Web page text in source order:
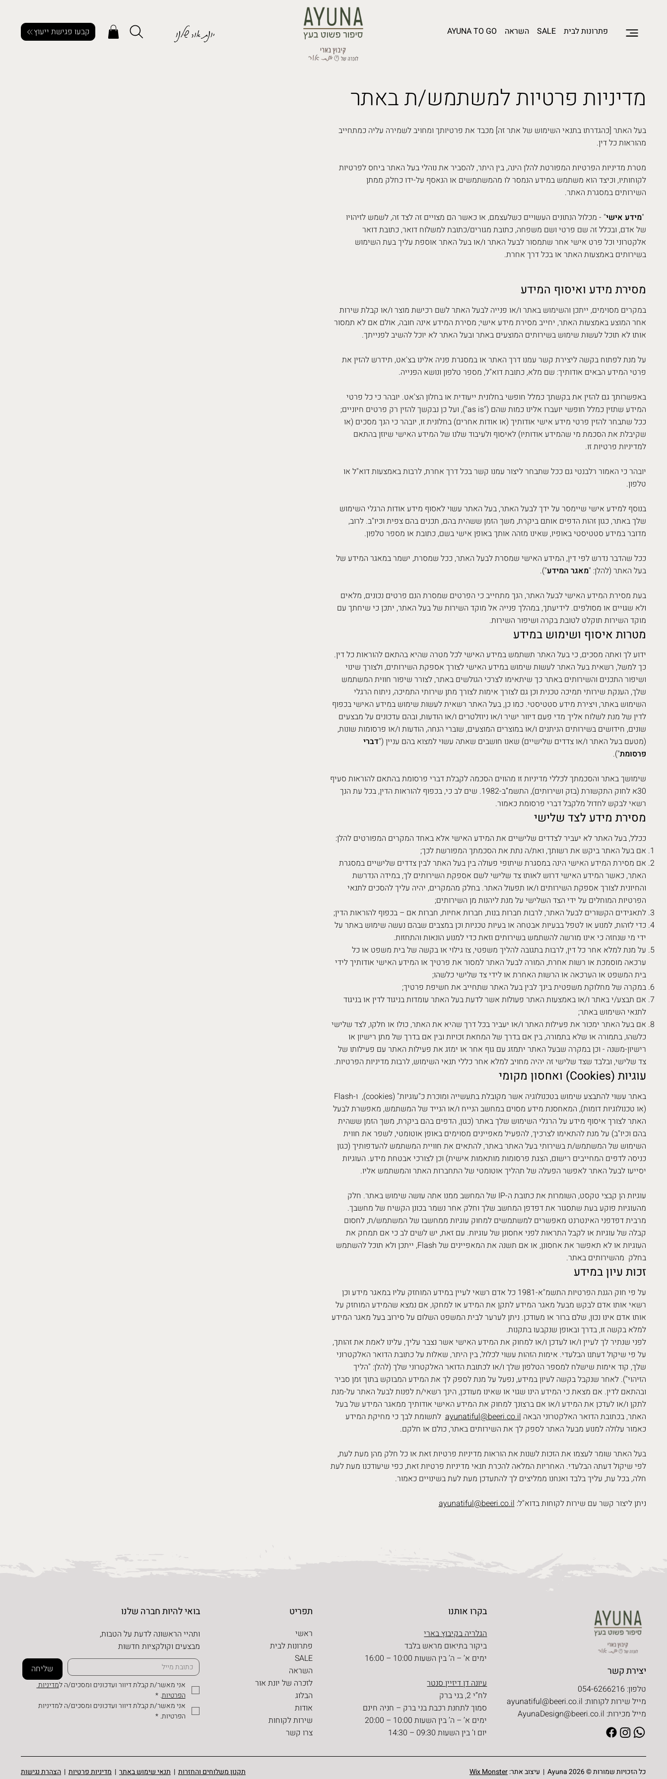
פתרונות לבית SALE השראה AYUNA TO GO יונת אור שלנו קבעו פגישת ייעוץ
מדיניות פרטיות למשתמש/ת באתר
בעל האתר [כהגדרתו בתנאי השימוש של אתר זה] מכבד את פרטיותך ומחויב לשמירה עליה כמתחייב
מהוראות כל דין.
מטרת מדיניות הפרטיות המפורטת להלן הינה, בין היתר, להסביר את נוהלי בעל האתר ביחס לפרטיות
לקוחותיו, וכיצד הוא משתמש במידע הנמסר לו מהמשתמשים או הנאסף על-ידו כחלק ממתן
השירותים במסגרת האתר.
"מידע אישי" - מכלול הנתונים העשויים כשלעצמם, או כאשר הם מצויים זה לצד זה, לשמש לזיהויו
של אדם, ובכלל זה שם פרטי ושם משפחה, כתובת מגורים/כתובת למשלוח דואר, כתובת דואר
אלקטרוני וכל פרט אישי אחר שתמסור לבעל האתר ו/או בעל האתר אוספת עליך בעת השימוש
בשירותים באמצעות האתר או בכל דרך אחרת.
מסירת מידע ואיסוף המידע
במקרים מסוימים, ייתכן והשימוש באתר ו/או פנייה לבעל האתר לשם רכישת מוצר ו/או קבלת שירות
אחר המוצע באמצעות האתר, יחייב מסירת מידע אישי; מסירת המידע אינה חובה, אולם אם לא תמסור
אותו לא תוכל לעשות שימוש בשירותים המוצעים באתר ובעל האתר לא יוכל להשיב לפנייתך.
על מנת לפתוח בקשה ליצירת קשר עמנו דרך האתר או במסגרת פניה אלינו בצ'אט, תידרש להזין את
פרטי המידע הבאים אודותיך: שם מלא, כתובת דוא"ל, מספר טלפון ונושא הפנייה.
באפשרותך גם להזין את בקשתך כמלל חופשי בחלונית ייעודית או בחלון הצ'אט. יובהר כי כל פרטי
המידע שתזין כמלל חופשי יועברו אלינו כמות שהם ("as is"), ועל כן נבקשך להזין רק פרטים חיוניים;
ככל שתבחר להזין פרטי מידע אישי אודותיך (או אודות אחרים) בחלונית זו, יובהר כי הנך מסכים (או
שקיבלת את הסכמת מי שהמידע אודותיו) לאיסוף ולעיבוד שלנו של המידע האישי שיוזן בהתאם
למדיניות פרטיות זו.
יובהר כי האמור רלבנטי גם ככל שתבחר ליצור עמנו קשר בכל דרך אחרת, לרבות באמצעות דוא"ל או
טלפון.
בנוסף למידע אישי שיימסר על ידך לבעל האתר, בעל האתר עשוי לאסוף מידע אודות הרגלי השימוש
שלך באתר, כגון זהות הדפים אותם ביקרת, משך הזמן ששהית בהם, תכנים בהם צפית וכיו"ב. לרוב,
מדובר במידע סטטיסטי באופיו, שאינו מזהה אותך באופן אישי בשם, כתובת או מספר טלפון.
ככל שהדבר נדרש לפי דין, המידע האישי שמסרת לבעל האתר, ככל שמסרת, ישמר במאגר המידע של
בעל האתר (להלן: "מאגר המידע").
בעת מסירת המידע האישי לבעל האתר, הנך מתחייב כי הפרטים שמסרת הנם פרטים נכונים, מלאים
ולא שגויים או מסולפים. לידיעתך, במהלך פנייה אל מוקד השירות של בעל האתר, יתכן כי שיחתך עם
מוקד השירות תוקלט לטובת בקרה ושיפור השירות.
מטרות איסוף ושימוש במידע
ידוע לך ואתה מסכים, כי בעל האתר תשתמש במידע האישי לכל מטרה שהיא בהתאם להוראות כל דין.
כך למשל, רשאית בעל האתר לעשות שימוש במידע האישי לצורך אספקת השירותים, ולצורך שינוי
ושיפור התכנים והשירותים באתר כך שיתאימו לצרכי הגולשים באתר, לצורר שיפור חווית המשתמש
שלך, הענקת שירותי תמיכה טכנית וכן גם לצורך אימות לצורך מתן שירותי התמיכה, ניתוח הרגלי
השימוש באתר, ויצירת מידע סטטיסטי. כמו כן, בעל האתר רשאית לעשות שימוש במידע האישי בכפוף
לדין של מנת לשלוח אליך מדי פעם דיוור ישיר ו/או ניוזלטרים ו/או הודעות, ובהם עדכונים על מבצעים
שונים, חידושים בשירותים הניתנים ו/או במוצרים המוצעים, שוברי הנחה, הודעות ו/או פרסומות שונות,
(מטעם בעל האתר ו/או צדדים שלישיים) שאנו חושבים שאתה עשוי למצוא בהם עניין ("דברי
פרסומת").
שימושך באתר והסכמתך לכללי מדיניות זו מהווים הסכמה לקבלת דברי פרסומת בהתאם להוראות סעיף
30א לחוק התקשורת (בזק ושירותים), התשמ”ב-1982. שים לב כי, בכפוף להוראות הדין, בכל עת הנך
רשאי לבקש לחדול מלקבל דברי פרסומת כאמור.
מסירת מידע לצד שלישי
ככלל, בעל האתר לא יעביר לצדדים שלישיים את המידע האישי אלא באחד המקרים המפורטים להלן:
אם בעל האתר ביקש את רשותך, ואת/ה נתת את הסכמתך המפורשת לכך;
אם מסירת המידע האישי הינה במסגרת שיתופי פעולה בין בעל האתר לבין צדדים שלישיים במסגרת
האתר, כאשר המידע האישי דרוש לאותו צד שלישי לשם אספקת השירותים לך, במידה הנדרשת
והחיונית לצורך אספקת השירותים ו/או תפעול האתר. בחלק מהמקרים, יהיה עליך להסכים לתנאי
הפרטיות המוחלים על ידי הצד השלישי על מנת ליהנות מן השירותים;
לתאגידים הקשורים לבעל האתר, לרבות חברות בנות, חברות אחיות, חברות אם – בכפוף להוראות הדין;
כדי לזהות, למנוע או לטפל בבעיות אבטחה או בעיות טכניות וכן במצבים שבהם נעשה שימוש באתר על
ידי מי שנחזה כי אינו מורשה להשתמש בשירותים וזאת כדי למנוע הונאות והתחזות.
על מנת למלא אחר כל דין, לרבות בתגובה להליך משפטי, צו גילוי או בקשה של בית משפט או כל
ערכאה מוסמכת או רשות אחרת, המורה לבעל האתר למסור את פרטיך או המידע האישי אודותיך לידי
בית המשפט או הערכאה או הרשות האחרת או לידי צד שלישי כלשהו;
במקרה של מחלוקת משפטית בינך לבין בעל האתר שתחייב את חשיפת פרטיך;
אם תבצע/י באתר ו/או באמצעות האתר פעולות אשר לדעת בעל האתר עומדות בניגוד לדין או בניגוד
לתנאי השימוש באתר;
אם בעל האתר ימכור את פעילות האתר ו/או יעביר בכל דרך שהיא את האתר, כולו או חלקו, לצד שלישי
כלשהו, בתמורה או שלא בתמורה, בין אם בדרך של המחאת זכויות ובין אם בדרך של מתן רישיון או
רישיון-משנה - וכן במקרה שבעל האתר יתמזג עם גוף אחר או ימזג את פעילות האתר עם פעילותו של
צד שלישי, ובלבד שצד שלישי זה יהיה מחויב למלא אחר כללי תנאי השימוש, לרבות מדיניות הפרטיות.
עוגיות (Cookies) ואחסון מקומי
באתר עשוי להתבצע שימוש בטכנולוגיה אשר מקובלת בתעשייה ומוכרת כ"עוגיות" (cookies), ו-Flash
(או טכנולוגיות דומות), המאחסנת מידע מסוים במחשב הנייח ו/או הנייד של המשתמש, מאפשרת לבעל
האתר לצורך איסוף מידע על הרגלי השימוש שלך באתר (כגון, הדפים בהם ביקרת, משך הזמן ששהית
בהם וכיו"ב) על מנת להתאימו לצרכיך, להפעיל מאפיינים מסוימים באופן אוטומטי, לשפר את חווית
השימוש של המשתמש/ת בשירותי בעל האתר באתר, להתאים את חוויית המשתמש להעדפותיך (כגון
כניסה לדפים המחייבים רישום, הצגת פרסומות מותאמות אישית) וכן לצורכי אבטחת מידע. העוגיות
יסייעו לבעל האתר לאפשר הפעלה של תהליך אוטומטי של התחברות האתר והמשתמש אליו.
עוגיות הן קבצי טקסט, השומרות את כתובת ה-IP של המחשב ממנו אתה עושה שימוש באתר. חלק
מהעוגיות פוקע בעת שתסגור את דפדפן המחשב שלך וחלק אחר נשמר בכונן הקשיח של מחשבך.
מרבית דפדפני האינטרנט מאפשרים למשתמשים למחוק עוגיות ממחשבו של המשתמש/ת, לחסום
קבלה של עוגיות או לקבל התראות לפני אחסונן של עוגיות. עם זאת, יש לשים לב כי אם תמחק את
העוגיות או לא תאפשר את אחסונן, או אם תשנה את המאפיינים של Flash, ייתכן ולא תוכל להשתמש
בחלק מהשירותים באתר.
זכות עיון במידע
על פי חוק הגנת הפרטיות התשמ"א-1981 כל אדם רשאי לעיין במידע המוחזק עליו במאגר מידע וכן
רשאי אותו אדם לבקש מבעל מאגר המידע לתקן את המידע או למחקו, אם נמצא שהמידע המוחזק על
אותו אדם אינו נכון, שלם ברור או מעודכן. ניתן לערער לבית המשפט השלום על סירוב בעל מאגר המידע
למלא בקשה זו, בדרך ובאופן שנקבעו בתקנות.
לפני שנתיר לך לעיין ו/או לעדכן ו/או למחוק את המידע האישי אשר נצבר עליך, עלינו לאמת את זהותך,
על פי שיקול דעתנו הבלעדי. אימות הזהות עשוי לכלול, בין היתר, שאלות על כתובת הדואר האלקטרוני
שלך, קוד אימות שישלח למספר הטלפון שלך ו/או לכתובת הדואר האלקטרוני שלך (להלן: "הליך
הזיהוי"). לאחר שנקבל בקשה לעיון במידע, נפעל על מנת לספק לך את המידע המבוקש בתוך זמן סביר
ובהתאם לדין. אם מצאת כי המידע הינו שגוי או שאינו מעודכן, הינך רשאי/ת לפנות לבעל האתר על-מנת
לתקן ו/או לעדכן את המידע ו/או אם ברצונך למחוק את המידע האישי אודותיך ממאגר המידע של בעל
האתר, בכתובת הדואר האלקטרוני הבאה ayunatiful@beeri.co.il לתשומת לבך כי מחיקת המידע
כאמור עלולה למנוע מבעל האתר לספק לך את השירותים באתר, כולם או חלקם.
בעל האתר שומר לעצמו את הזכות לשנות את הוראות מדיניות פרטיות זאת או כל חלק מהן מעת לעת,
לפי שיקול דעתה הבלעדי. האחריות המלאה להכרת תנאי מדיניות פרטיות זאת, כפי שיעודכנו מעת לעת
חלה, בכל עת, עליך בלבד ואנחנו ממליצים לך להתעדכן מעת לעת בשינויים כאמור.
ניתן ליצור קשר עם שירות לקוחות בדוא"ל: ayunatiful@beeri.co.il
בקרו אותנו
הגלריה בקיבוץ בארי
ביקור בתיאום מראש בלבד
ימים א’ – ה’ בין השעות 10:00 – 16:00
עיונה דן דיזיין סנטר
לח”י 2, בני ברק
סמוך לתחנת רכבת בני ברק – חניה חינם
ימים א’ – ה’ בין השעות 10:00 – 20:00
יום ו’ בין השעות 09:30 – 14:30
תפריט
ראשי
פתרונות לבית
SALE
השראה
לזכרה של יונת אור
הבלוג
אודות
שירות לקוחות
צרו קשר
בואי להיות חברה שלנו
ותהיי הראשונה לדעת על הטבות,
מבצעים וקולקציות חדשות
שליחה
אני מאשר/ת קבלת דיוור ועדכונים ומסכים/ה ל
מדיניות
הפרטיות.
*
הפרטיות. *
יצירת קשר
טלפון: 054-6266216
מייל שירות לקוחות: ayunatiful@beeri.co.il
מייל מכירות: AyunaDesign@beeri.co.il
כל הזכויות שמורות © Ayuna 2026 | עיצוב אתר: Wix Monster תקנון משלוחים והחזרות | תנאי שימוש באתר | מדיניות פרטיות | הצהרת נגישות